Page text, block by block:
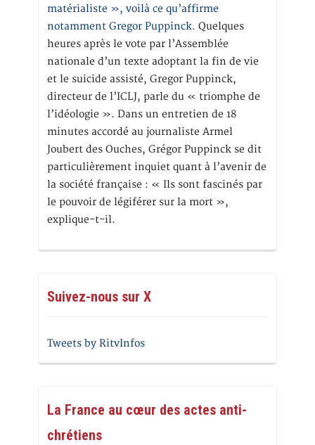
matérialiste », voilà ce qu’affirme
notamment Gregor Puppinck. Quelques
heures après le vote par l’Assemblée
nationale d’un texte adoptant la fin de vie
et le suicide assisté, Gregor Puppinck,
directeur de l’ICLJ, parle du « triomphe de
l’idéologie ». Dans un entretien de 18
minutes accordé au journaliste Armel
Joubert des Ouches, Grégor Puppinck se dit
particulièrement inquiet quant à l’avenir de
la société française : « Ils sont fascinés par
le pouvoir de légiférer sur la mort »,
explique-t-il.
Suivez-nous sur X
Tweets by RitvInfos
La France au cœur des actes anti-
chrétiens